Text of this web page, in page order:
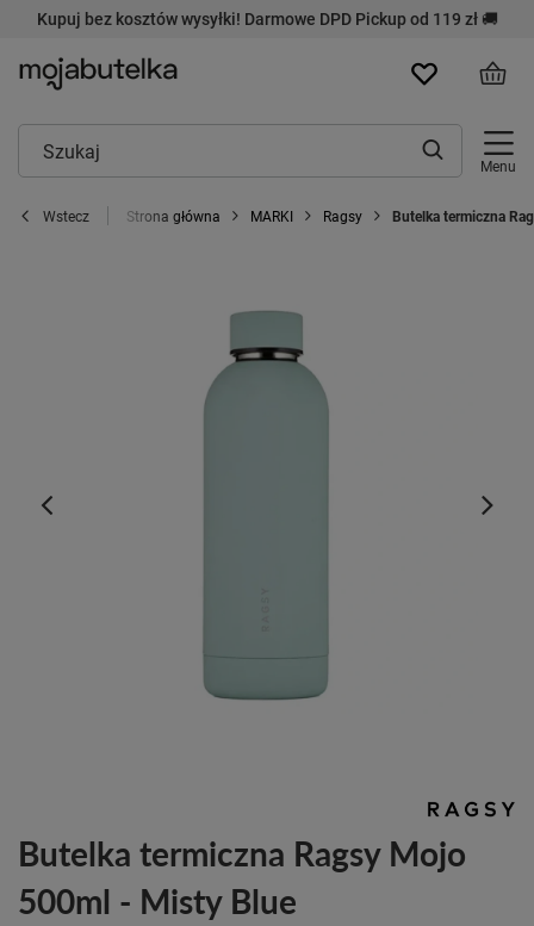
Kupuj bez kosztów wysyłki! Darmowe DPD Pickup od 119 zł 🚚
Menu
Wstecz Strona główna MARKI Ragsy Butelka termiczna
Butelka termiczna Ragsy Mojo
500ml - Misty Blue